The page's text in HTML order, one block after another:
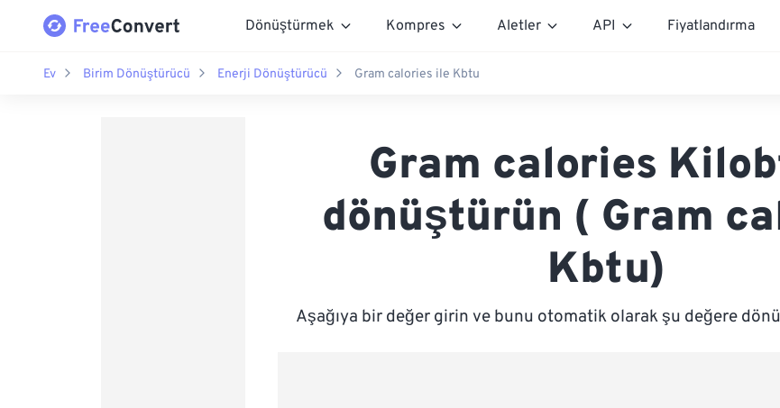
Dönüştürmek Kompres Aletler API Fiyatlandırma
Ev Birim Dönüştürücü Enerji Dönüştürücü Gram calories ile Kbtu
Gram calories
dönüştürün ( Gram
Kbtu)
Aşağıya bir değer girin ve bunu otomatik olarak şu değere